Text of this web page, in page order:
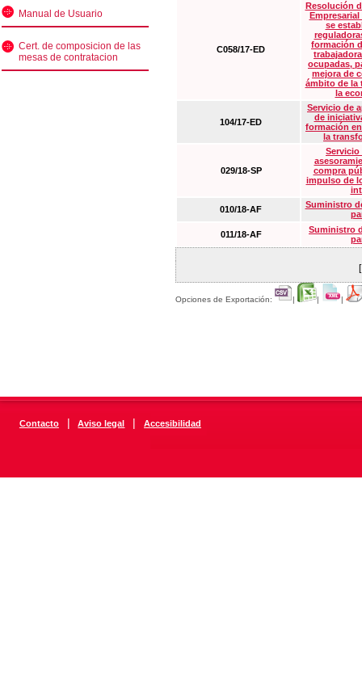
Manual de Usuario
Cert. de composicion de las
mesas de contratacion
C058/17-ED
Resolución
Empresarial
se
formación
ocupadas,
mejora de
ámbito de la
la
104/17-ED
Servicio de
de
formación
la
029/18-SP
Servicio
compra
impulso de
010/18-AF
Suministro
011/18-AF
Suministro
Opciones de Exportación: | | |
Contacto | Aviso legal | Accesibilidad